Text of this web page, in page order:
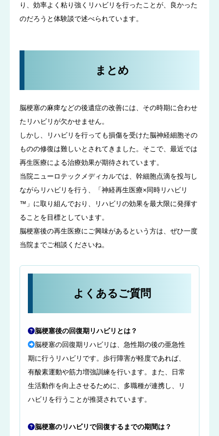
り、効率よく粘り強くリハビリを行ったことが、良かった
のだろうと体験談で述べられています。
まとめ
脳梗塞の麻痺などの後遺症の改善には、その時期に合わせ
たリハビリが欠かせません。
しかし、リハビリを行っても損傷を受けた脳神経細胞その
ものの修復は難しいとされてきました。そこで、最近では
再生医療による治療効果が期待されています。
当院ニューロテックメディカルでは、幹細胞点滴を投与し
ながらリハビリを行う、「神経再生医療×同時リハビリ
™」に取り組んでおり、リハビリの効果を最大限に発揮す
ることを目標としています。
脳梗塞後の再生医療にご興味があるという方は、ぜひ一度
当院までご相談くださいね。
よくあるご質問
脳梗塞後の回復期リハビリとは？
脳梗塞の回復期リハビリは、急性期の後の亜急性
期に行うリハビリです。歩行障害が軽度であれば、
有酸素運動や筋力増強訓練を行います。また、日常
生活動作を向上させるために、多職種が連携し、リ
ハビリを行うことが推奨されています。
脳梗塞のリハビリで回復するまでの期間は？